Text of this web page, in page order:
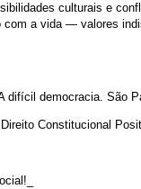
culturais e
com a vida — valores
difícil democracia. São
Constitucional